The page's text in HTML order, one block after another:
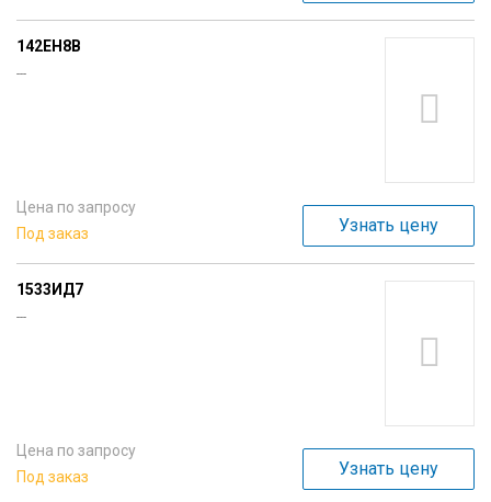
142ЕН8В
---
Цена по запросу
Под заказ
Узнать цену
1533ИД7
---
Цена по запросу
Под заказ
Узнать цену